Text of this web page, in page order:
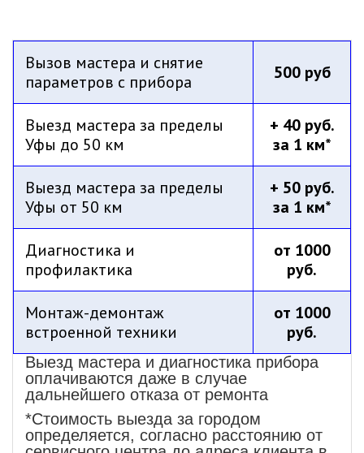
Вызов мастера и снятие
параметров с прибора
500 руб
Выезд мастера за пределы
Уфы до 50 км
+ 40 руб.
за 1 км*
Выезд мастера за пределы
Уфы от 50 км
+ 50 руб.
за 1 км*
Диагностика и
профилактика
от 1000
руб.
Монтаж-демонтаж
встроенной техники
от 1000
руб.
Выезд мастера и диагностика прибора
оплачиваются даже в случае
дальнейшего отказа от ремонта
*Стоимость выезда за городом
определяется, согласно расстоянию от